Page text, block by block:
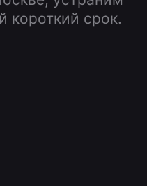
короткий срок.